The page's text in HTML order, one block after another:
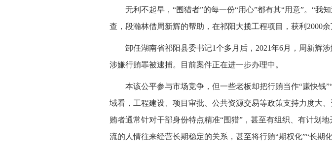
无利不起早，“围猎者”的每一份“用心”都有其“用意”。“我
查，段瀚林借周新辉的帮助，在祁阳大揽工程项目，获利2000余
卸任湖南省祁阳县委书记1个多月后，2021年6月，周新辉
涉嫌行贿罪被逮捕。目前案件正在进一步办理中。
本该公平参与市场竞争，但一些老板却把行贿当作“赚快钱
域看，工程建设、项目审批、公共资源交易等政策支持力度大
贿者通常针对干部身份特点精准“围猎”，甚至有组织、有计划
流的人情往来经营长期稳定的关系，甚至将行贿“期权化”“长期